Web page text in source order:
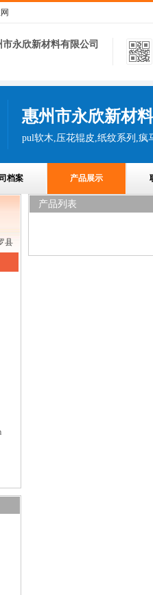
市永欣新材料有限公司
惠州市永欣新材
pul软木,压花辊皮,纸纹系列,疯
档案 产品展示
县
产品列表